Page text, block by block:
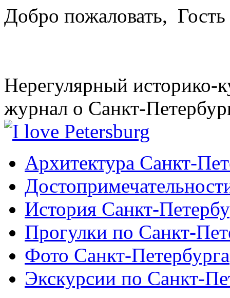
Добро пожаловать, Гость
Нерегулярный историко-
журнал о Санкт-
Архитектура Санкт-
История Санкт-
Прогулки по Санкт-
Фото Санкт-Петербурга
Экскурсии по Санкт-